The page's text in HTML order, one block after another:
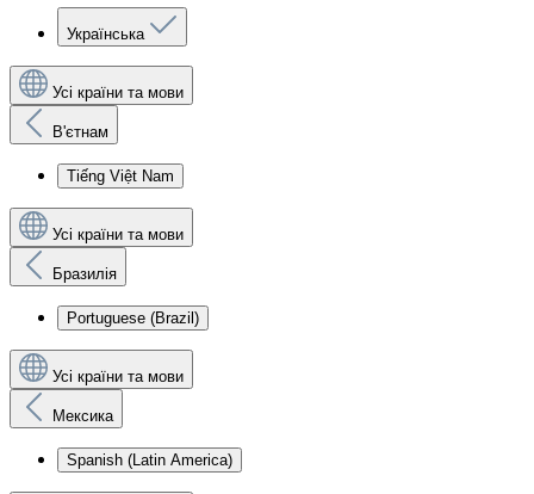
Українська
Усі країни та мови
В'єтнам
Tiếng Việt Nam
Усі країни та мови
Бразилія
Portuguese (Brazil)
Усі країни та мови
Мексика
Spanish (Latin America)